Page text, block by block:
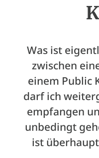
Was ist
zwischen
einem Public
darf ich
empfangen
unbedingt
ist